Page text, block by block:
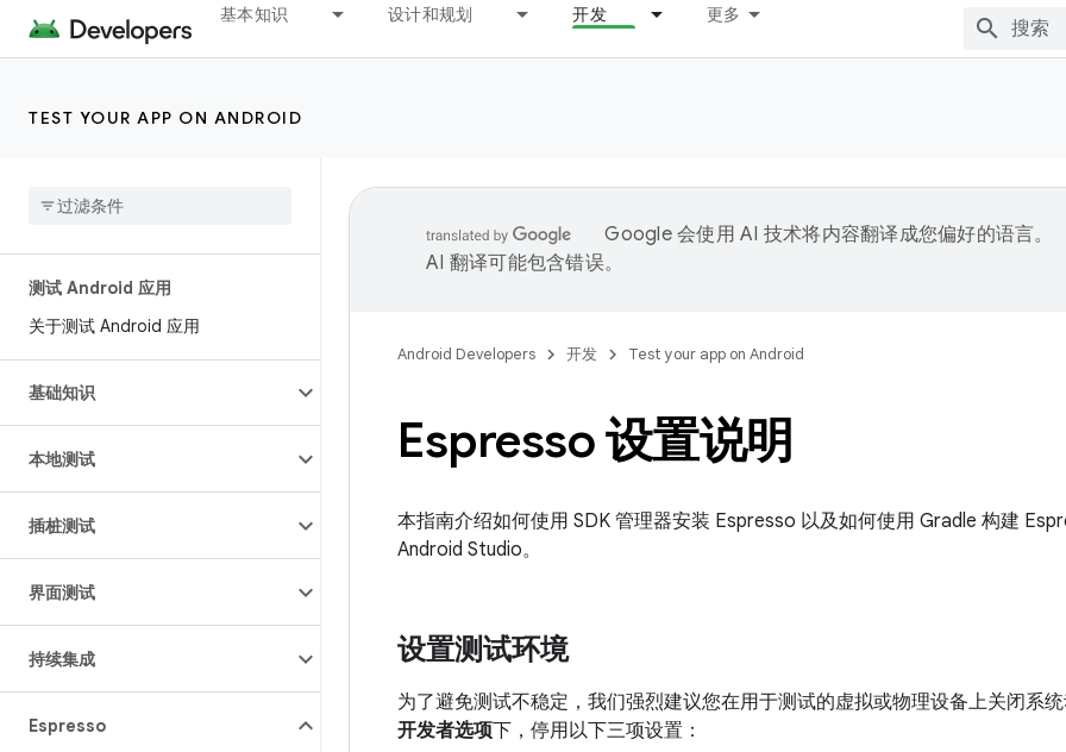
基本知识 设计和规划 开发 更多
TEST YOUR APP ON ANDROID
测试 Android 应用
关于测试 Android 应用
基础知识
本地测试
插桩测试
界面测试
持续集成
Espresso
Google 会使用 AI 技术将内容翻译成您偏好的语言。
AI 翻译可能包含错误。
Android Developers 开发 Test your app on Android
Espresso 设置说明
本指南介绍如何使用 SDK 管理器安装 Espresso 以及如何使用 Gradle 构建
Android Studio。
设置测试环境
为了避免测试不稳定，我们强烈建议您在用于测试的虚拟或物理设备上关闭系
开发者选项下，停用以下三项设置：